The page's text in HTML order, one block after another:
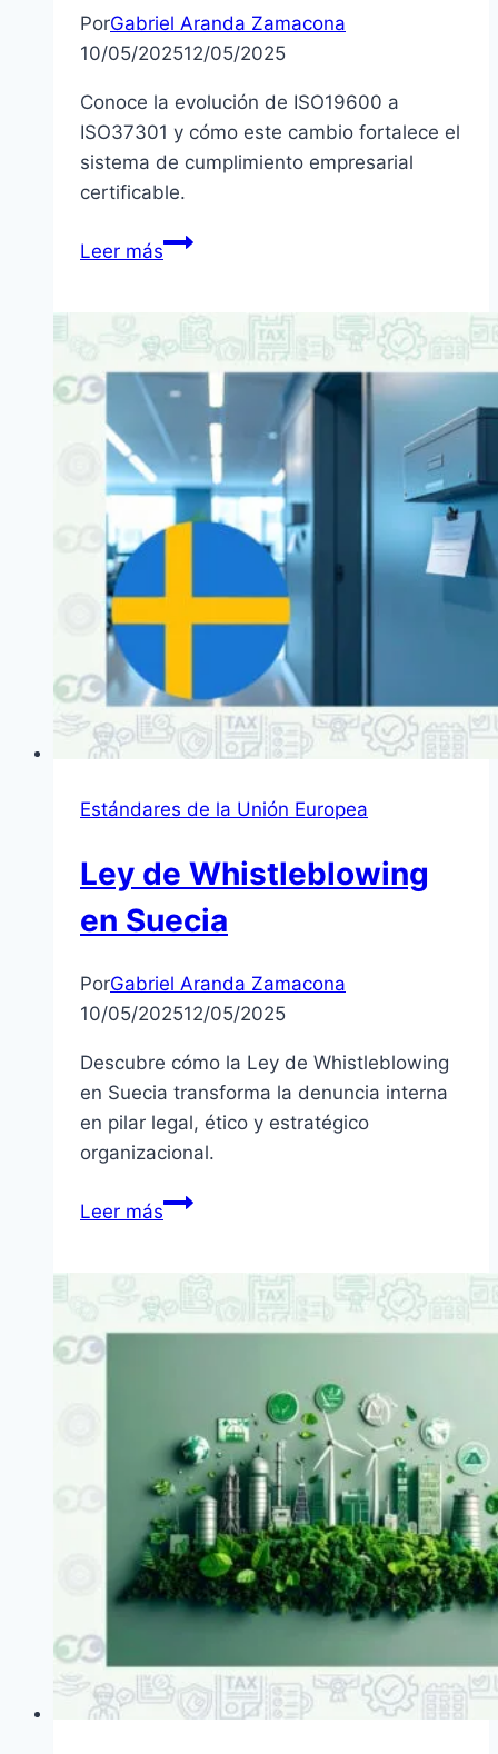
PorGabriel Aranda Zamacona
10/05/202512/05/2025
Conoce la evolución de ISO19600 a
ISO37301 y cómo este cambio fortalece el
sistema de cumplimiento empresarial
certificable.
Leer másDe
ISO
37301
Estándares de la Unión Europea
Ley de Whistleblowing
en Suecia
PorGabriel Aranda Zamacona
10/05/202512/05/2025
Descubre cómo la Ley de Whistleblowing
en Suecia transforma la denuncia interna
en pilar legal, ético y estratégico
organizacional.
Leer másLey
Suecia